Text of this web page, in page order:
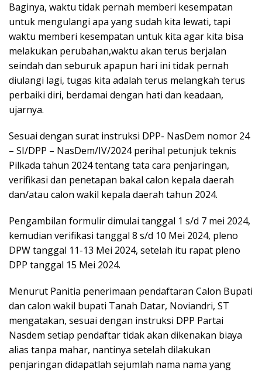
Baginya, waktu tidak pernah memberi kesempatan
untuk mengulangi apa yang sudah kita lewati, tapi
waktu memberi kesempatan untuk kita agar kita bisa
melakukan perubahan,waktu akan terus berjalan
seindah dan seburuk apapun hari ini tidak pernah
diulangi lagi, tugas kita adalah terus melangkah terus
perbaiki diri, berdamai dengan hati dan keadaan,
ujarnya.
Sesuai dengan surat instruksi DPP- NasDem nomor 24
– SI/DPP – NasDem/IV/2024 perihal petunjuk teknis
Pilkada tahun 2024 tentang tata cara penjaringan,
verifikasi dan penetapan bakal calon kepala daerah
dan/atau calon wakil kepala daerah tahun 2024.
Pengambilan formulir dimulai tanggal 1 s/d 7 mei 2024,
kemudian verifikasi tanggal 8 s/d 10 Mei 2024, pleno
DPW tanggal 11-13 Mei 2024, setelah itu rapat pleno
DPP tanggal 15 Mei 2024.
Menurut Panitia penerimaan pendaftaran Calon Bupati
dan calon wakil bupati Tanah Datar, Noviandri, ST
mengatakan, sesuai dengan instruksi DPP Partai
Nasdem setiap pendaftar tidak akan dikenakan biaya
alias tanpa mahar, nantinya setelah dilakukan
penjaringan didapatlah sejumlah nama nama yang